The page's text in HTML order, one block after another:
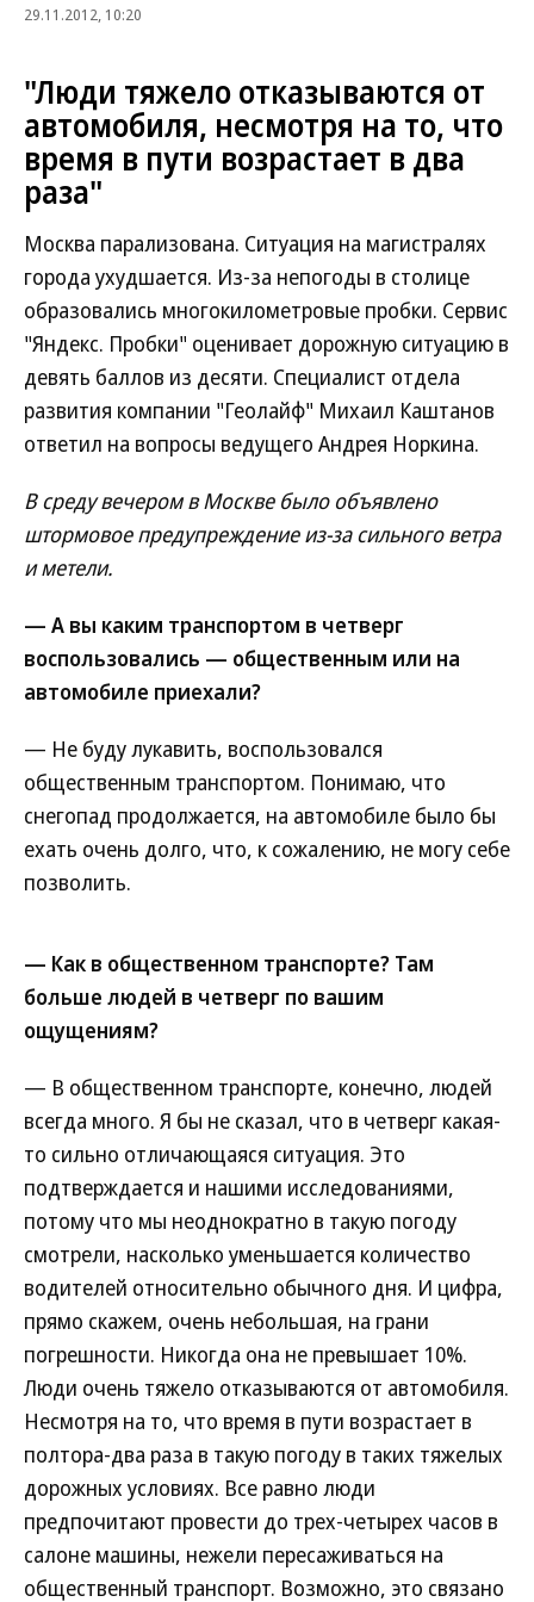
29.11.2012, 10:20
"Люди тяжело отказываются от
автомобиля, несмотря на то, что
время в пути возрастает в два
раза"
Москва парализована. Ситуация на магистралях
города ухудшается. Из-за непогоды в столице
образовались многокилометровые пробки. Сервис
"Яндекс. Пробки" оценивает дорожную ситуацию в
девять баллов из десяти. Специалист отдела
развития компании "Геолайф" Михаил Каштанов
ответил на вопросы ведущего Андрея Норкина.
В среду вечером в Москве было объявлено
штормовое предупреждение из-за сильного ветра
и метели.
— А вы каким транспортом в четверг
воспользовались — общественным или на
автомобиле приехали?
— Не буду лукавить, воспользовался
общественным транспортом. Понимаю, что
снегопад продолжается, на автомобиле было бы
ехать очень долго, что, к сожалению, не могу себе
позволить.
— Как в общественном транспорте? Там
больше людей в четверг по вашим
ощущениям?
— В общественном транспорте, конечно, людей
всегда много. Я бы не сказал, что в четверг какая-
то сильно отличающаяся ситуация. Это
подтверждается и нашими исследованиями,
потому что мы неоднократно в такую погоду
смотрели, насколько уменьшается количество
водителей относительно обычного дня. И цифра,
прямо скажем, очень небольшая, на грани
погрешности. Никогда она не превышает 10%.
Люди очень тяжело отказываются от автомобиля.
Несмотря на то, что время в пути возрастает в
полтора-два раза в такую погоду в таких тяжелых
дорожных условиях. Все равно люди
предпочитают провести до трех-четырех часов в
салоне машины, нежели пересаживаться на
общественный транспорт. Возможно, это связано